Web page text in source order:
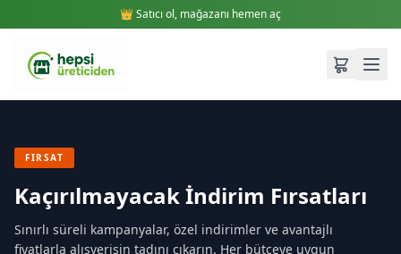
👑 Satıcı ol, mağazanı hemen aç
YENİ
Yeni Sezon Ürünleri İle Evinizi
Yenileyin